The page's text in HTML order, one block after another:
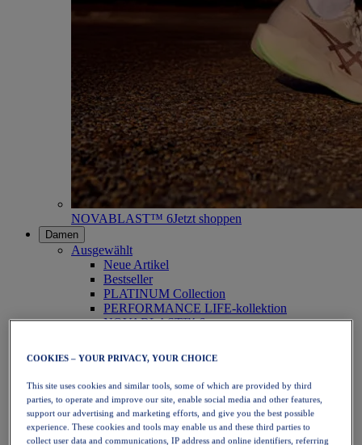
NOVABLAST™ 6Jetzt shoppen
Damen
Ausgewählt
Neue Artikel
Bestseller
PLATINUM Collection
PERFORMANCE LIFE-kollektion
NOVABLAST™ 6
Laufen
Trailrunning
Tennis
Volleyball
Handball
Padel
Korbball
COOKIES – YOUR PRIVACY, YOUR CHOICE
This site uses cookies and similar tools, some of which are provided by third
parties, to operate and improve our site, enable social media and other features,
support our advertising and marketing efforts, and give you the best possible
experience. These cookies and tools may enable us and these third parties to
collect user data and communications, IP address and online identifiers, referring